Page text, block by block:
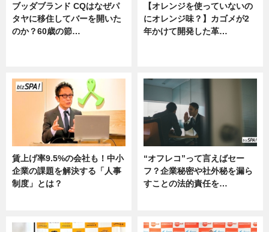
ブッダブランド CQはなぜパ
タヤに移住してバーを開いた
のか？60歳の節…
【オレンジを使っていないの
にオレンジ味？】カゴメが2
年かけて開発した革…
賃上げ率9.5%の会社も！中小
企業の課題を解決する「人事
制度」とは？
“オフレコ”って言えばセー
フ？企業秘密や社外秘を漏ら
すことの法的責任を…